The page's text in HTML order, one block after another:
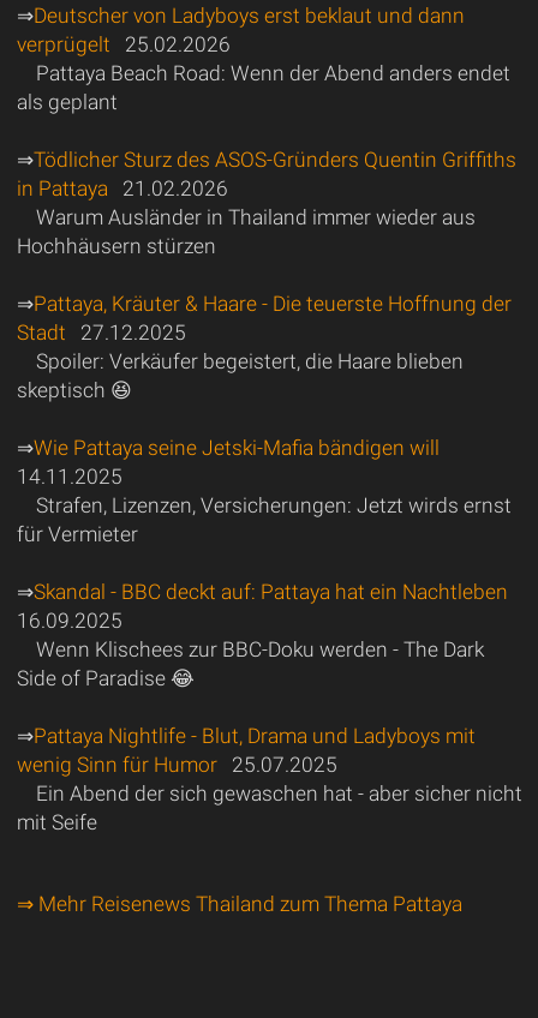
⇒Deutscher von Ladyboys erst beklaut und dann
verprügelt 25.02.2026
Pattaya Beach Road: Wenn der Abend anders endet
als geplant
⇒Tödlicher Sturz des ASOS-Gründers Quentin Griffiths
in Pattaya 21.02.2026
Warum Ausländer in Thailand immer wieder aus
Hochhäusern stürzen
⇒Pattaya, Kräuter & Haare - Die teuerste Hoffnung der
Stadt 27.12.2025
Spoiler: Verkäufer begeistert, die Haare blieben
skeptisch 😆
⇒Wie Pattaya seine Jetski-Mafia bändigen will
14.11.2025
Strafen, Lizenzen, Versicherungen: Jetzt wirds ernst
für Vermieter
⇒Skandal - BBC deckt auf: Pattaya hat ein Nachtleben
16.09.2025
Wenn Klischees zur BBC-Doku werden - The Dark
Side of Paradise 😂
⇒Pattaya Nightlife - Blut, Drama und Ladyboys mit
wenig Sinn für Humor25.07.2025
Ein Abend der sich gewaschen hat - aber sicher nicht
mit Seife
⇒ Mehr Reisenews Thailand zum Thema Pattaya